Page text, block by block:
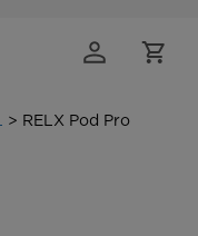
> RELX Pod Pro